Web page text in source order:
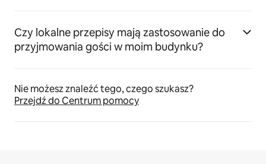
Czy lokalne przepisy mają zastosowanie do
przyjmowania gości w moim budynku?
Nie możesz znaleźć tego, czego szukasz?
Przejdź do Centrum pomocy